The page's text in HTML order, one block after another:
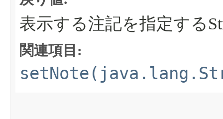
表示する注記を指定する
関連項目: